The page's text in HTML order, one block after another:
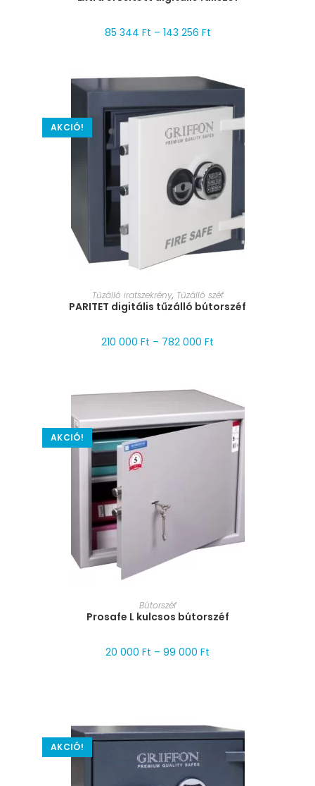
85 344 Ft – 143 256 Ft
AKCIÓ!
MÉRET VÁLASZTÁSA
Tűzálló iratszekrény, Tűzálló széf
PARITET digitális tűzálló bútorszéf
210 000 Ft – 782 000 Ft
AKCIÓ!
MÉRET VÁLASZTÁSA
Bútorszéf
Prosafe L kulcsos bútorszéf
20 000 Ft – 99 000 Ft
AKCIÓ!